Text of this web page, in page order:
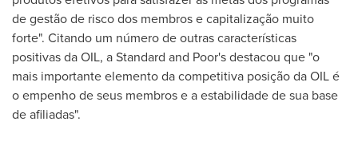
de gestão de risco dos membros e capitalização muito
forte". Citando um número de outras características
positivas da OIL, a Standard and Poor's destacou que "o
mais importante elemento da competitiva posição da OIL é
o empenho de seus membros e a estabilidade de sua base
de afiliadas".